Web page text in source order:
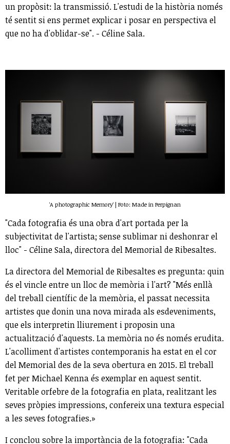
un propòsit: la transmissió. L'estudi de la història només
té sentit si ens permet explicar i posar en perspectiva el
que no ha d'oblidar-se". - Céline Sala.
'A photographic Memory' | Foto: Made in Perpignan
"Cada fotografia és una obra d'art portada per la
subjectivitat de l'artista; sense sublimar ni deshonrar el
lloc" - Céline Sala, directora del Memorial de Ribesaltes.
La directora del Memorial de Ribesaltes es pregunta: quin
és el vincle entre un lloc de memòria i l'art? "Més enllà
del treball científic de la memòria, el passat necessita
artistes que donin una nova mirada als esdeveniments,
que els interpretin lliurement i proposin una
actualització d'aquests. La memòria no és només erudita.
L'acolliment d'artistes contemporanis ha estat en el cor
del Memorial des de la seva obertura en 2015. El treball
fet per Michael Kenna és exemplar en aquest sentit.
Veritable orfebre de la fotografia en plata, realitzant les
seves pròpies impressions, confereix una textura especial
a les seves fotografies.»
I conclou sobre la importància de la fotografia: "Cada